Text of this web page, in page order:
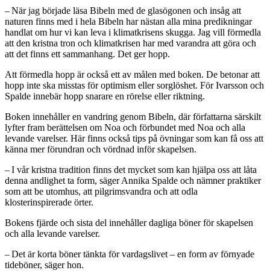
– När jag började läsa Bibeln med de glasögonen och insåg att
naturen finns med i hela Bibeln har nästan alla mina predikningar
handlat om hur vi kan leva i klimatkrisens skugga. Jag vill förmedla
att den kristna tron och klimatkrisen har med varandra att göra och
att det finns ett sammanhang. Det ger hopp.
Att förmedla hopp är också ett av målen med boken. De betonar att
hopp inte ska misstas för optimism eller sorglöshet. För Ivarsson och
Spalde innebär hopp snarare en rörelse eller riktning.
Boken innehåller en vandring genom Bibeln, där författarna särskilt
lyfter fram berättelsen om Noa och förbundet med Noa och alla
levande varelser. Här finns också tips på övningar som kan få oss att
känna mer förundran och vördnad inför skapelsen.
– I vår kristna tradition finns det mycket som kan hjälpa oss att låta
denna andlighet ta form, säger Annika Spalde och nämner praktiker
som att be utomhus, att pilgrimsvandra och att odla
klosterinspirerade örter.
Bokens fjärde och sista del innehåller dagliga böner för skapelsen
och alla levande varelser.
– Det är korta böner tänkta för vardagslivet – en form av förnyade
tideböner, säger hon.